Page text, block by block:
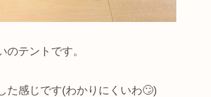
テントです。
た感じです(わかりにくいわ🙄)